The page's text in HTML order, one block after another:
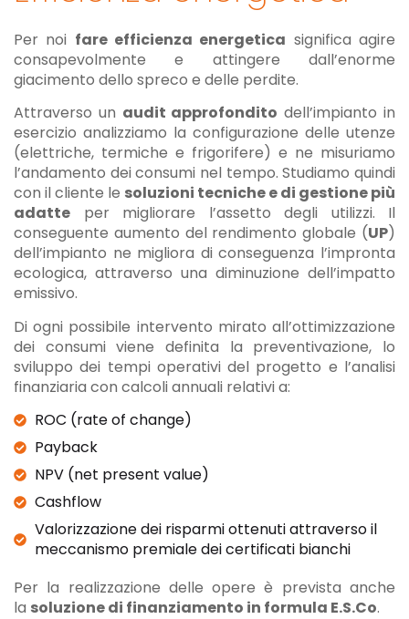
Per noi fare efficienza energetica significa agire
consapevolmente e attingere dall’enorme
giacimento dello spreco e delle perdite.
Attraverso un audit approfondito dell’impianto in
esercizio analizziamo la configurazione delle utenze
(elettriche, termiche e frigorifere) e ne misuriamo
l’andamento dei consumi nel tempo. Studiamo quindi
con il cliente le soluzioni tecniche e di gestione più
adatte per migliorare l’assetto degli utilizzi. Il
conseguente aumento del rendimento globale (UP)
dell’impianto ne migliora di conseguenza l’impronta
ecologica, attraverso una diminuzione dell’impatto
emissivo.
Di ogni possibile intervento mirato all’ottimizzazione
dei consumi viene definita la preventivazione, lo
sviluppo dei tempi operativi del progetto e l’analisi
finanziaria con calcoli annuali relativi a:
ROC (rate of change)
Payback
NPV (net present value)
Cashflow
Valorizzazione dei risparmi ottenuti attraverso il
meccanismo premiale dei certificati bianchi
Per la realizzazione delle opere è prevista anche
la soluzione di finanziamento in formula E.S.Co.